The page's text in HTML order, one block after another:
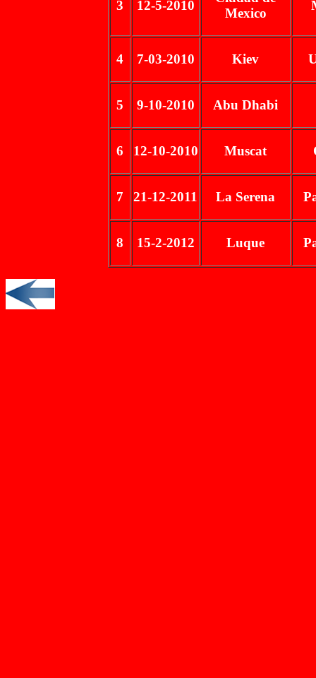
3 12-5-2010
Mexico
4 7-03-2010 Kiev
5 9-10-2010 Abu Dhabi
6 12-10-2010 Muscat
7 21-12-2011 La Serena
8 15-2-2012 Luque